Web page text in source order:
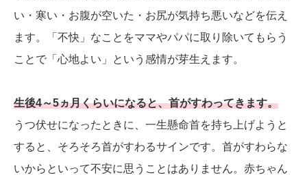
い・寒い・お腹が空いた・お尻が気持ち悪いなどを伝え
ます。「不快」なことをママやパパに取り除いてもらう
ことで「心地よい」という感情が芽生えます。
生後4～5ヵ月くらいになると、首がすわってきます。
うつ伏せになったときに、一生懸命首を持ち上げようと
すると、そろそろ首がすわるサインです。首がすわらな
いからといって不安に思うことはありません。赤ちゃん